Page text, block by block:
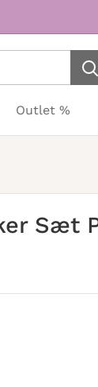
Outlet %
Sæt